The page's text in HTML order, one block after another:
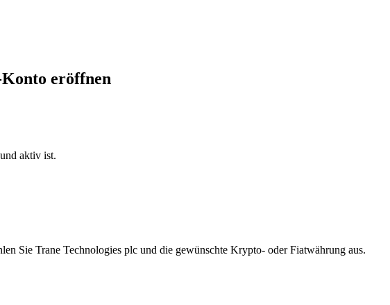
eröffnen
aktiv ist.
Sie Trane Technologies plc und die gewünschte Krypto- oder Fiatwährung aus.